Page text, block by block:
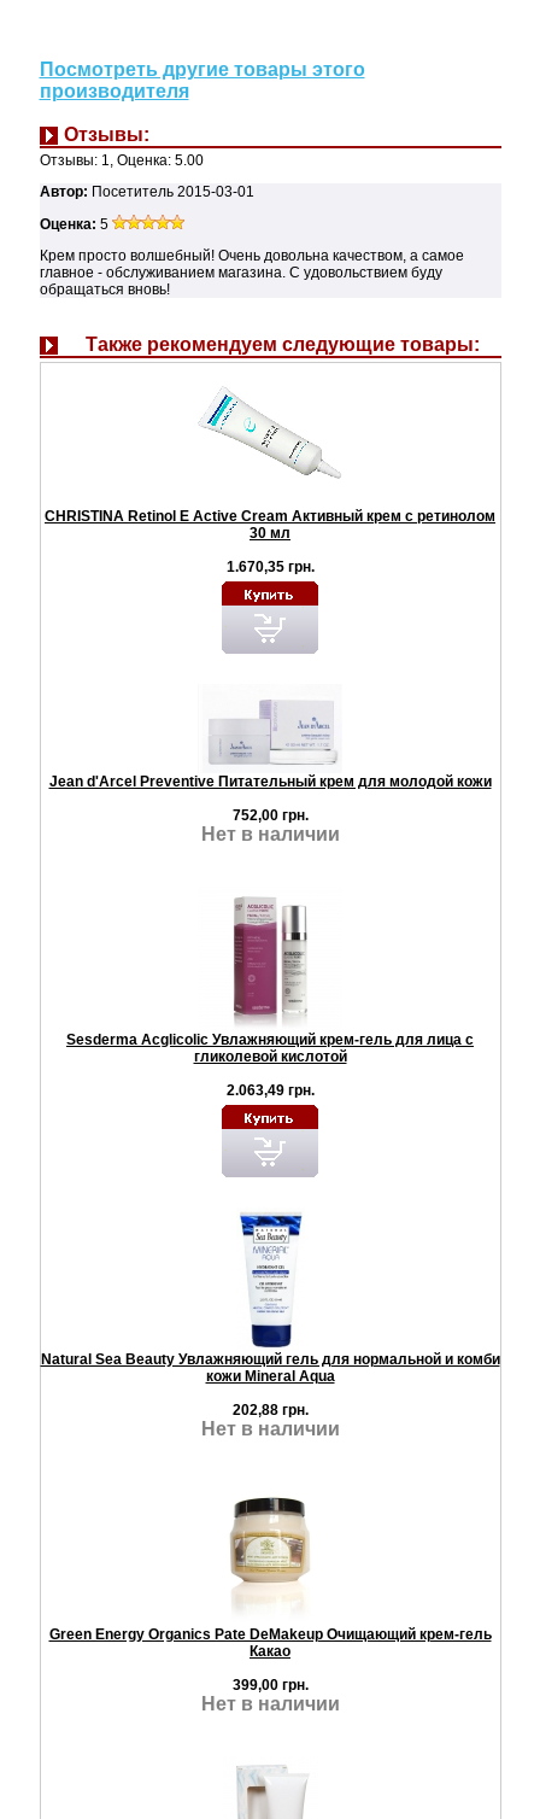
Посмотреть другие товары этого
производителя
Отзывы:
Отзывы: 1 , Оценка: 5.00
Автор: Посетитель 2015-03-01
Оценка: 5
Крем просто волшебный! Очень довольна качеством, а самое
главное - обслуживанием магазина. С удовольствием буду
обращаться вновь!
Также рекомендуем следующие товары:
CHRISTINA Retinol E Active Cream Активный крем с ретинолом
30 мл
1.670,35 грн.
Jean d'Arcel Preventive Питательный крем для молодой кожи
752,00 грн.
Нет в наличии
Sesderma Acglicolic Увлажняющий крем-гель для лица с
гликолевой кислотой
2.063,49 грн.
Natural Sea Beauty Увлажняющий гель для нормальной и комби
кожи Mineral Aqua
202,88 грн.
Нет в наличии
Green Energy Organics Pate DeMakeup Очищающий крем-гель
Какао
399,00 грн.
Нет в наличии